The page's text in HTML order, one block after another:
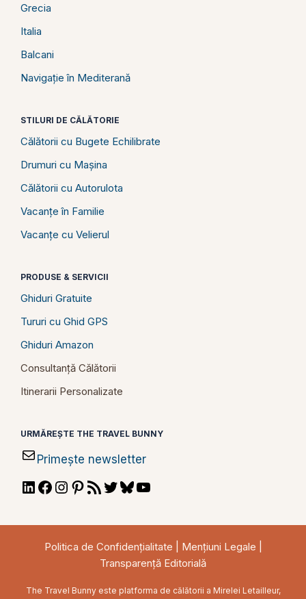
Grecia
Italia
Balcani
Navigație în Mediterană
STILURI DE CĂLĂTORIE
Călătorii cu Bugete Echilibrate
Drumuri cu Mașina
Călătorii cu Autorulota
Vacanțe în Familie
Vacanțe cu Velierul
PRODUSE & SERVICII
Ghiduri Gratuite
Tururi cu Ghid GPS
Ghiduri Amazon
Consultanță Călătorii
Itinerarii Personalizate
URMĂREȘTE THE TRAVEL BUNNY
Primește newsletter
LinkedIn
Facebook
Instagram
Pinterest
RSSTwitterBluesky
Politica de Confidențialitate Mențiuni Legale
Transparență Editorială
The Travel Bunny este platforma de călătorii a Mirelei Letailleur,